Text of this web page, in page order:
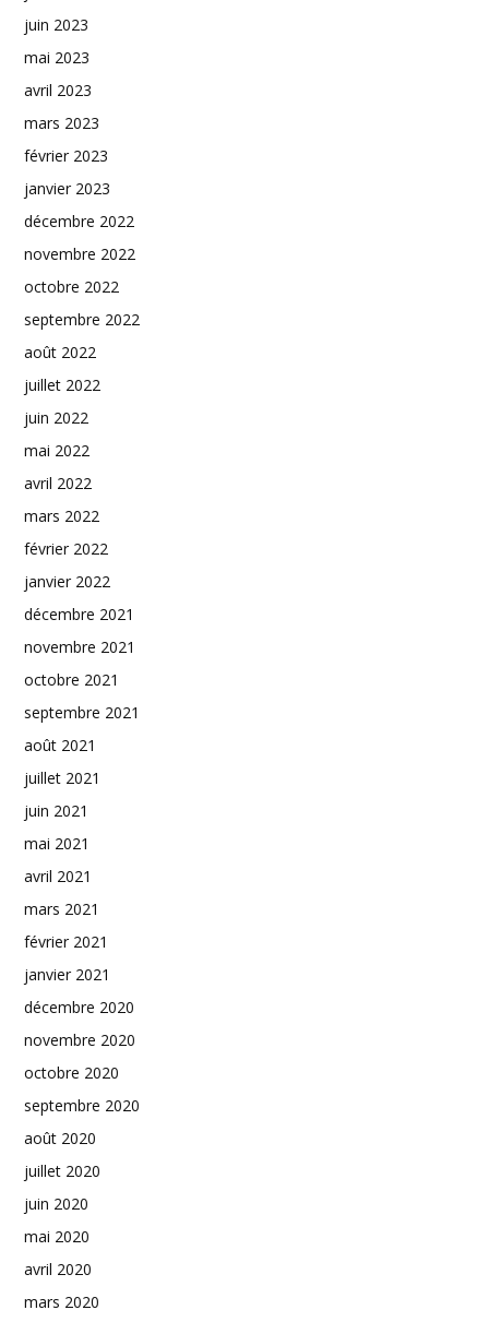
juin 2023
mai 2023
avril 2023
mars 2023
février 2023
janvier 2023
décembre 2022
novembre 2022
octobre 2022
septembre 2022
août 2022
juillet 2022
juin 2022
mai 2022
avril 2022
mars 2022
février 2022
janvier 2022
décembre 2021
novembre 2021
octobre 2021
septembre 2021
août 2021
juillet 2021
juin 2021
mai 2021
avril 2021
mars 2021
février 2021
janvier 2021
décembre 2020
novembre 2020
octobre 2020
septembre 2020
août 2020
juillet 2020
juin 2020
mai 2020
avril 2020
mars 2020